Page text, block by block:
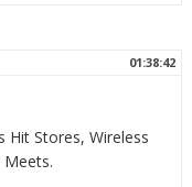
01:38:42
Hit Stores, Wireless